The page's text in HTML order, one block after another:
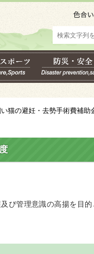
猫の避妊・去勢手術費補助
び管理意識の高揚を目